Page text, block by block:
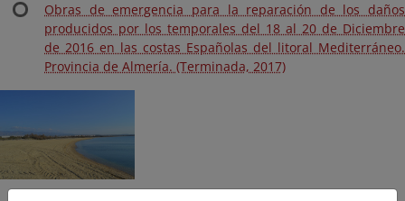
Obras de emergencia para la reparación de los daños
producidos por los temporales del 18 al 20 de Diciembre
de 2016 en las costas Españolas del litoral Mediterráneo.
Provincia de Almería. (Terminada, 2017)